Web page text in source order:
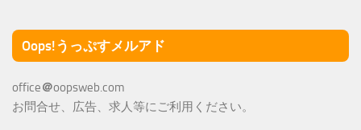
Oops!うっぷすメルアド
office＠oopsweb.com
お問合せ、広告、求人等にご利用ください。